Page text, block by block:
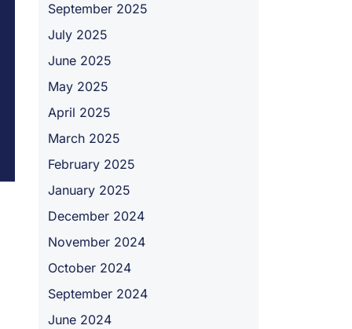
September 2025
July 2025
June 2025
May 2025
April 2025
March 2025
February 2025
January 2025
December 2024
November 2024
October 2024
September 2024
June 2024